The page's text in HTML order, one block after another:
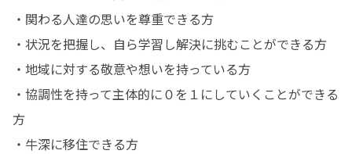
・関わる人達の思いを尊重できる方
・状況を把握し、自ら学習し解決に挑むことができる方
・地域に対する敬意や想いを持っている方
・協調性を持って主体的に０を１にしていくことができる
方
・牛深に移住できる方